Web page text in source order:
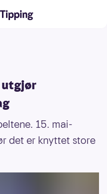
15. mai-
det er knyttet store